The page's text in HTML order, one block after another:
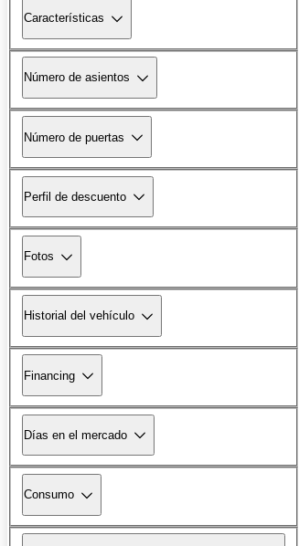
Características
Número de asientos
Número de puertas
Perfil de descuento
Fotos
Historial del vehículo
Financing
Días en el mercado
Consumo